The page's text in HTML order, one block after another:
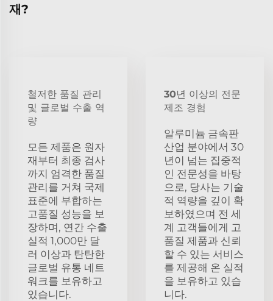
재?
철저한 품질 관리
및 글로벌 수출 역
량
모든 제품은 원자
재부터 최종 검사
까지 엄격한 품질
관리를 거쳐 국제
표준에 부합하는
고품질 성능을 보
장하며, 연간 수출
실적 1,000만 달
러 이상과 탄탄한
글로벌 유통 네트
워크를 보유하고
있습니다.
30년 이상의 전문
제조 경험
알루미늄 금속판
산업 분야에서 30
년이 넘는 집중적
인 전문성을 바탕
으로, 당사는 기술
적 역량을 깊이 확
보하였으며 전 세
계 고객들에게 고
품질 제품과 신뢰
할 수 있는 서비스
를 제공해 온 실적
을 보유하고 있습
니다.